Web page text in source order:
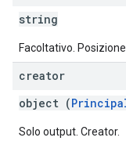
string
Facoltativo. Posizione.
creator
object (
Solo output. Creator.